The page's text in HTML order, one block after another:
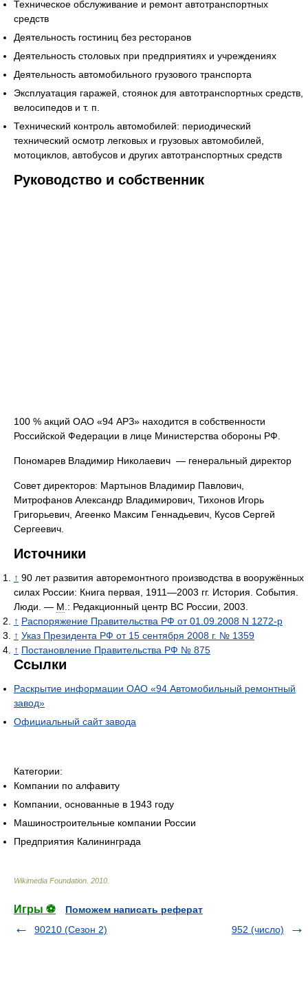
Техническое обслуживание и ремонт автотранспортных
средств
Деятельность гостиниц без ресторанов
Деятельность столовых при предприятиях и учреждениях
Деятельность автомобильного грузового транспорта
Эксплуатация гаражей, стоянок для автотранспортных средств,
велосипедов и т. п.
Технический контроль автомобилей: периодический
технический осмотр легковых и грузовых автомобилей,
мотоциклов, автобусов и других автотранспортных средств
Руководство и собственник
100 % акций ОАО «94 АРЗ» находится в собственности
Российской Федерации в лице Министерства обороны РФ.
Пономарев Владимир Николаевич — генеральный директор
Совет директоров: Мартынов Владимир Павлович,
Митрофанов Александр Владимирович, Тихонов Игорь
Григорьевич, Агеенко Максим Геннадьевич, Кусов Сергей
Сергеевич.
Источники
↑ 90 лет развития авторемонтного производства в вооружённых
силах России: Книга первая, 1911—2003 гг. История. События.
Люди. — М .: Редакционный центр ВС России, 2003.
↑ Распоряжение Правительства РФ от 01.09.2008 N 1272-р
↑ Указ Президента РФ от 15 сентября 2008 г. № 1359
↑ Постановление Правительства РФ № 875
Ссылки
Раскрытие информации ОАО «94 Автомобильный ремонтный
завод»
Официальный сайт завода
Категории:
Компании по алфавиту
Компании, основанные в 1943 году
Машиностроительные компании России
Предприятия Калининграда
Wikimedia Foundation 2010
Игры ⚽
Поможем написать реферат
90210 (Сезон 2)
952 (число)